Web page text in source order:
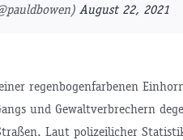
August 22, 2021
regenbogenfarbenen
und Gewaltverbrechern
Laut polizeilicher